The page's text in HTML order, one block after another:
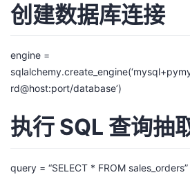
创建数据库连接
engine =
rd@host:port/database’)
执行 SQL 查询抽
query = “SELECT * FROM sales_orders”